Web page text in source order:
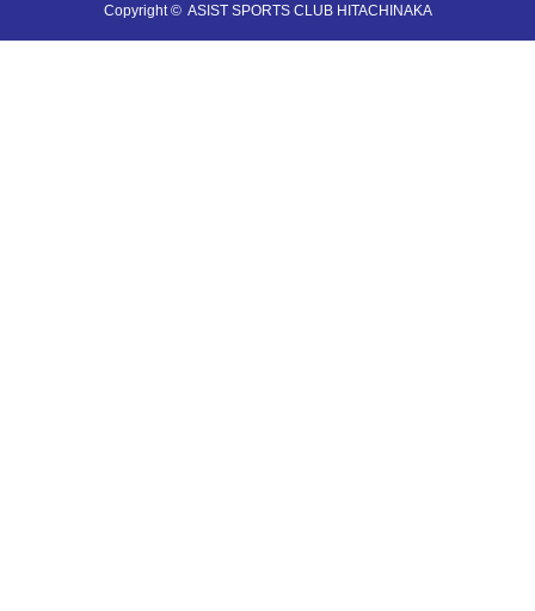
Copyright © ASIST SPORTS CLUB HITACHINAKA